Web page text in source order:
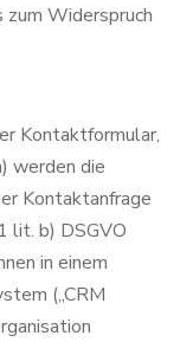
zum Widerspruch
Kontaktformular,
werden die
Kontaktanfrage
lit. b) DSGVO
in einem
(„CRM